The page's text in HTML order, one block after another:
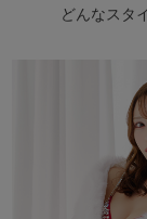
どんなスタ